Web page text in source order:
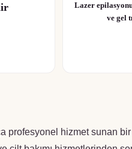
Lazer
ve gel
profesyonel hizmet sunan